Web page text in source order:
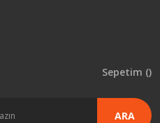
ARA
Sepetim ()